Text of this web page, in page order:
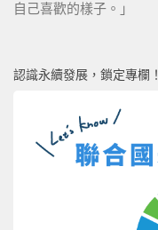
自己喜歡的樣子。」
認識永續發展，鎖定專欄！